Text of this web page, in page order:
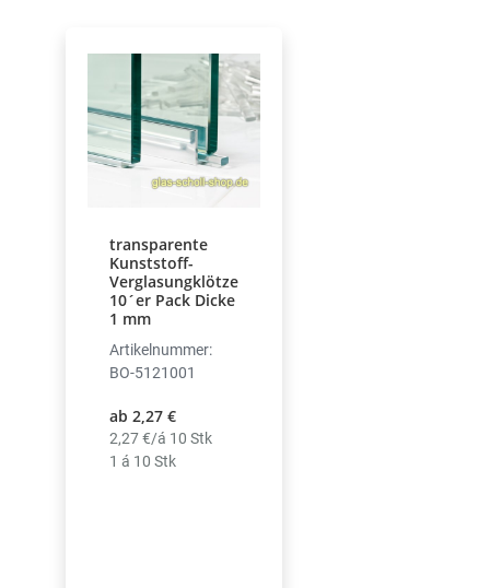
transparente
Kunststoff-
Verglasungklötze
10´er Pack Dicke
1 mm
Artikelnummer:
BO-5121001
ab 2,27 €
2,27 €/á 10 Stk
1 á 10 Stk